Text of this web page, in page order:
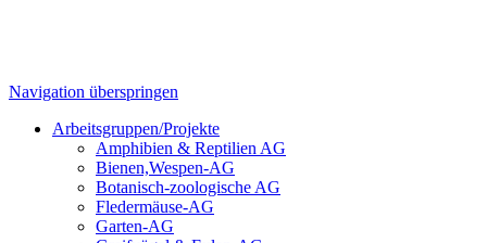
Navigation überspringen
Arbeitsgruppen/Projekte
Amphibien & Reptilien AG
Bienen,Wespen-AG
Botanisch-zoologische AG
Fledermäuse-AG
Garten-AG